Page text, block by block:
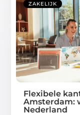
ZAKELIJK
Flexibele
Amsterdam:
Nederland